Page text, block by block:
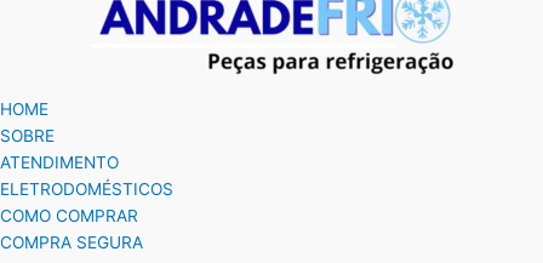
HOME
SOBRE
ATENDIMENTO
ELETRODOMÉSTICOS
COMO COMPRAR
COMPRA SEGURA